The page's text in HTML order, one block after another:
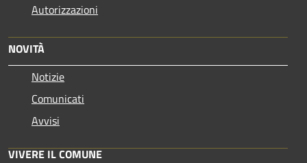
Autorizzazioni
NOVITÀ
Notizie
Comunicati
Avvisi
VIVERE IL COMUNE